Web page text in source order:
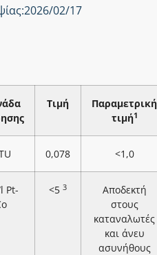
2026/02/17
Τιμή
Παραμετρική
τιμή1
0,078 <1,0
Pt-
<5 3
Αποδεκτή
στους
καταναλωτές
και άνευ
ασυνήθους